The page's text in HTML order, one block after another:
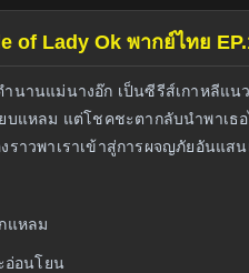
of Lady Ok พากย์ไทย
นานแม่นางอ๊ก เป็นซีรีส์เกาหลีแ
หลม แต่โชคชะตากลับนำพาเธ
าวพาเราเข้าสู่การผจญภัยอันแส
แหลม
อ่อนโยน